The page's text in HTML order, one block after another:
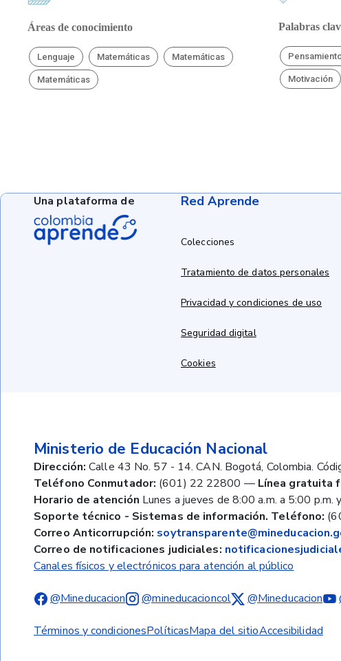
Áreas de conocimiento
Lenguaje Matemáticas Matemáticas
Matemáticas
Palabras
Motivación
Red Aprende
Colecciones
Tratamiento de datos personales
Privacidad y condiciones de uso
Seguridad digital
Cookies
Ministerio de Educación Nacional
Dirección: Calle 43 No. 57 - 14. CAN. Bogotá, Colombia.
Teléfono Conmutador: (601) 22 22800 — Línea gratuita
Horario de atención Lunes a jueves de 8:00 a.m. a 5:00 p.m.
Soporte técnico - Sistemas de información. Teléfono:
Correo Anticorrupción:
Correo de notificaciones judiciales:
Canales físicos y electrónicos para atención al público
@Mineducacion @mineducacioncol @Mineducacion
Términos y condicionesPolíticasMapa del sitioAccesibilidad
Una plataforma de